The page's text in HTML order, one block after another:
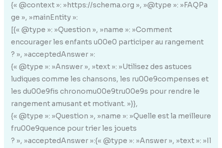
{« @context »: »https://schema.org », »@type »: »FAQPa
ge », »mainEntity »:
[{« @type »: »Question », »name »: »Comment
encourager les enfants u00e0 participer au rangement
? », »acceptedAnswer »:
{« @type »: »Answer », »text »: »Utilisez des astuces
ludiques comme les chansons, les ru00e9compenses et
les du00e9fis chronomu00e9tru00e9s pour rendre le
rangement amusant et motivant. »}},
{« @type »: »Question », »name »: »Quelle est la meilleure
fru00e9quence pour trier les jouets
? », »acceptedAnswer »:{« @type »: »Answer », »text »: »Il